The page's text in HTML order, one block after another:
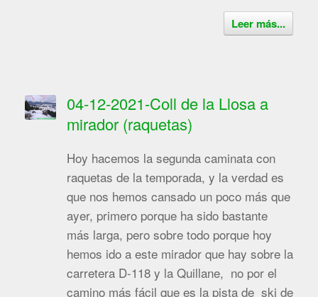
Leer más...
04-12-2021-Coll de la Llosa a
mirador (raquetas)
Hoy hacemos la segunda caminata con
raquetas de la temporada, y la verdad es
que nos hemos cansado un poco más que
ayer, primero porque ha sido bastante
más larga, pero sobre todo porque hoy
hemos ido a este mirador que hay sobre la
carretera D-118 y la Quillane, no por el
camino más fácil que es la pista de ski de